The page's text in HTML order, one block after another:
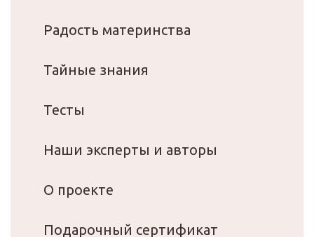
Радость материнства
Тайные знания
Тесты
Наши эксперты и авторы
О проекте
Подарочный сертификат